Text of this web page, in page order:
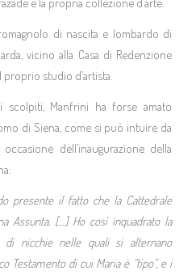
e la propria collezione d’arte.
di nascita e lombardo di
vicino alla Casa di Redenzione
proprio studio d’artista.
Manfrini ha forse amato
di Siena, come si può intuire da
dell’inaugurazione della
presente il fatto che la Cattedrale
Assunta. […] Ho così inquadrato la
nicchie nelle quali si alternano
Testamento di cui Maria è “tipo”, e i